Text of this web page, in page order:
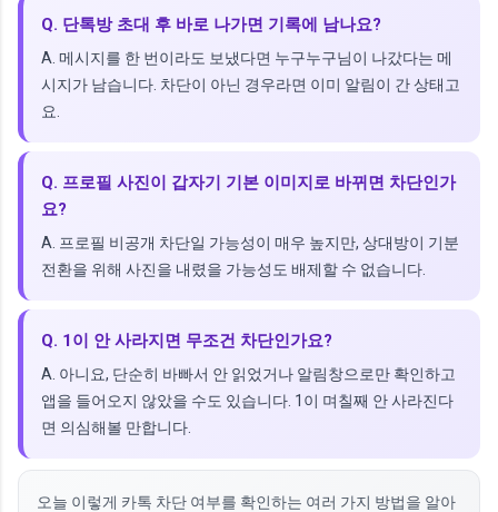
Q. 단톡방 초대 후 바로 나가면 기록에 남나요?
A. 메시지를 한 번이라도 보냈다면 누구누구님이 나갔다는 메
시지가 남습니다. 차단이 아닌 경우라면 이미 알림이 간 상태고
요.
Q. 프로필 사진이 갑자기 기본 이미지로 바뀌면 차단인가
요?
A. 프로필 비공개 차단일 가능성이 매우 높지만, 상대방이 기분
전환을 위해 사진을 내렸을 가능성도 배제할 수 없습니다.
Q. 1이 안 사라지면 무조건 차단인가요?
A. 아니요, 단순히 바빠서 안 읽었거나 알림창으로만 확인하고
앱을 들어오지 않았을 수도 있습니다. 1이 며칠째 안 사라진다
면 의심해볼 만합니다.
오늘 이렇게 카톡 차단 여부를 확인하는 여러 가지 방법을 알아